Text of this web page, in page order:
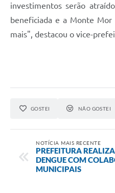
investimentos serão
beneficiada e a Monte Mor
mais", destacou o vice-
GOSTEI NÃO GOSTEI
NOTÍCIA MAIS RECENTE
PREFEITURA
DENGUE COM
MUNICIPAIS